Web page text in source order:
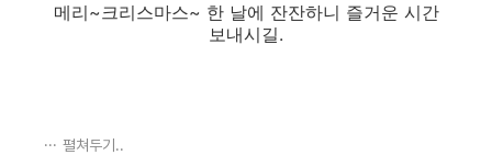
메리~크리스마스~ 한 날에 잔잔하니 즐거운 시간
보내시길.
펼쳐두기..